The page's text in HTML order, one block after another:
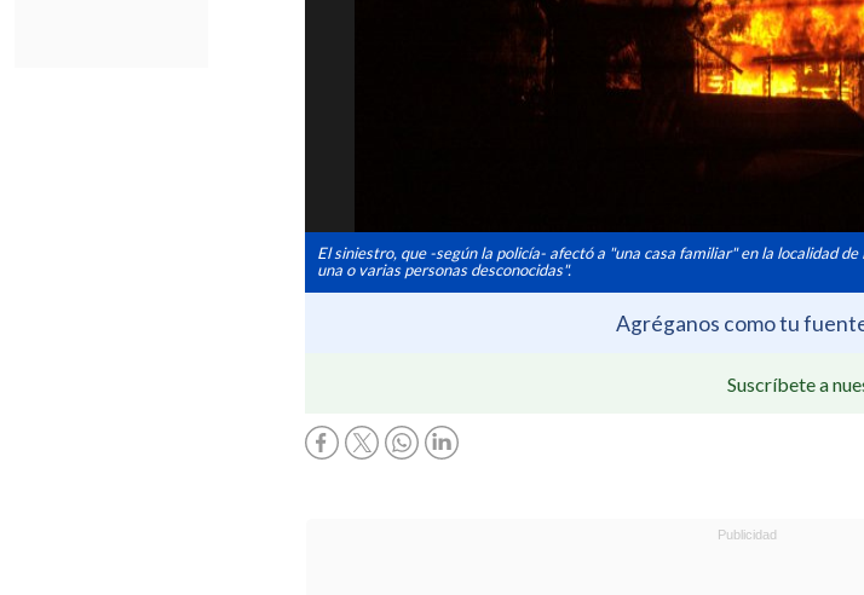
El siniestro, que -según la policía- afectó a "una casa familiar" en la localidad
una o varias personas desconocidas".
Agréganos como tu
Suscríbete a